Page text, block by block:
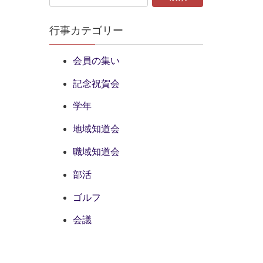
行事カテゴリー
会員の集い
記念祝賀会
学年
地域知道会
職域知道会
部活
ゴルフ
会議